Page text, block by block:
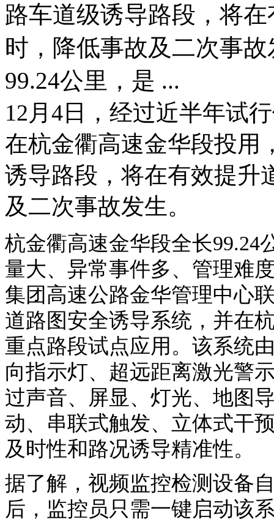
路车道级诱导路段，将
时，降低事故及二次事
99.24公里，是 ...
12月4日，经过近半年试
在杭金衢高速金华段投用
诱导路段，将在有效提升
及二次事故发生。
杭金衢高速金华段全长99.24
量大、异常事件多、管理难
集团高速公路金华管理中心
道路图安全诱导系统，并在
重点路段试点应用。该系统
向指示灯、超远距离激光警
过声音、屏显、灯光、地图
动、串联式触发、立体式干
及时性和路况诱导精准性。
据了解，视频监控检测设备
后，监控员只需一键启动该